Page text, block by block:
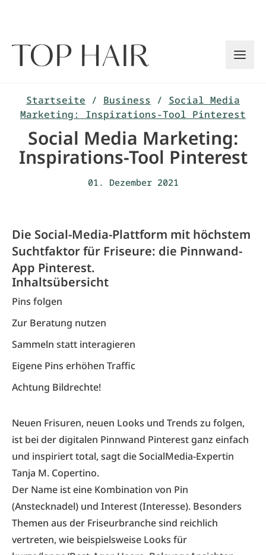
Startseite / Business / Social Media
Marketing: Inspirations-Tool Pinterest
Social Media Marketing:
Inspirations-Tool Pinterest
01. Dezember 2021
Die Social-Media-Plattform mit höchstem
Suchtfaktor für Friseure: die Pinnwand-
App Pinterest.
Inhaltsübersicht
Pins folgen
Zur Beratung nutzen
Sammeln statt interagieren
Eigene Pins erhöhen Traffic
Achtung Bildrechte!
Neuen Frisuren, neuen Looks und Trends zu folgen,
ist bei der digitalen Pinnwand Pinterest ganz einfach
und inspiriert total, sagt die SocialMedia-Expertin
Tanja M. Copertino.
Der Name ist eine Kombination von Pin
(Anstecknadel) und Interest (Interesse). Besonders
Themen aus der Friseurbranche sind reichlich
vertreten, wie beispielsweise Looks für